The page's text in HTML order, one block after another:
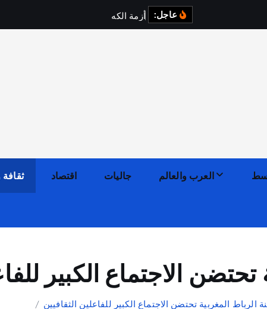
عاجل: أزمة ا كه رباء في
العرب والعالم جاليات اقتصاد
الاجتماع الكبير
الرباط المغربية تحتضن الاجتماع الكبير للفاعلين الثقافيين